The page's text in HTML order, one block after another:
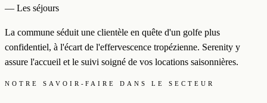
— Les séjours
La commune séduit une clientèle en quête d'un golfe plus
confidentiel, à l'écart de l'effervescence tropézienne. Serenity y
assure l'accueil et le suivi soigné de vos locations saisonnières.
NOTRE SAVOIR-FAIRE DANS LE SECTEUR